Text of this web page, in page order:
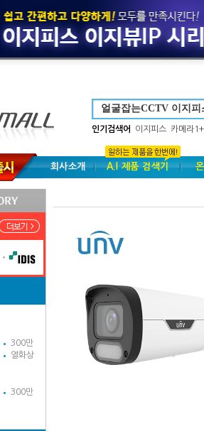
인기검색어 이지피스 카메라
회사소개 A.I 제품 검색기
300만
열화상
300만